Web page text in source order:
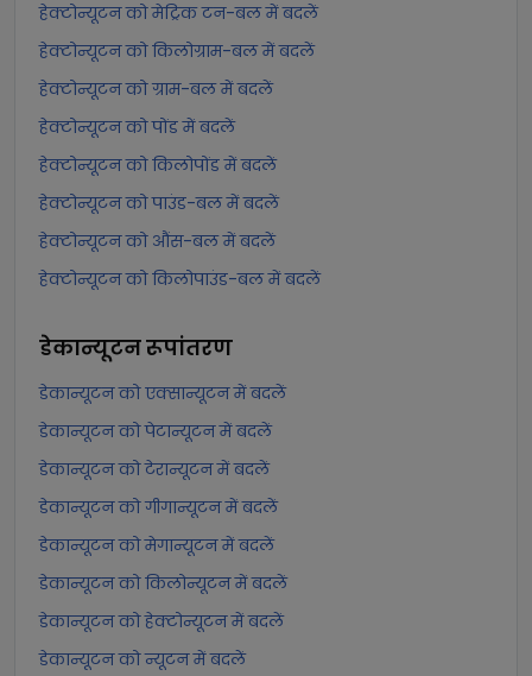
हेक्टोन्यूटन को मेट्रिक टन-बल में बदलें
हेक्टोन्यूटन को किलोग्राम-बल में बदलें
हेक्टोन्यूटन को ग्राम-बल में बदलें
हेक्टोन्यूटन को पोंड में बदलें
हेक्टोन्यूटन को किलोपोंड में बदलें
हेक्टोन्यूटन को पाउंड-बल में बदलें
हेक्टोन्यूटन को औंस-बल में बदलें
हेक्टोन्यूटन को किलोपाउंड-बल में बदलें
डेकान्यूटनरूपांतरण
डेकान्यूटन को एक्सान्यूटन में बदलें
डेकान्यूटन को पेटान्यूटन में बदलें
डेकान्यूटन को टेरान्यूटन में बदलें
डेकान्यूटन को गीगान्यूटन में बदलें
डेकान्यूटन को मेगान्यूटन में बदलें
डेकान्यूटन को किलोन्यूटन में बदलें
डेकान्यूटन को हेक्टोन्यूटन में बदलें
डेकान्यूटन को न्यूटन में बदलें